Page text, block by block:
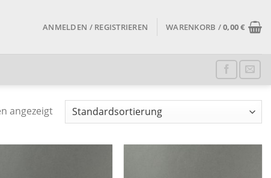
ANMELDEN / REGISTRIEREN WARENKORB /0,00€
angezeigt